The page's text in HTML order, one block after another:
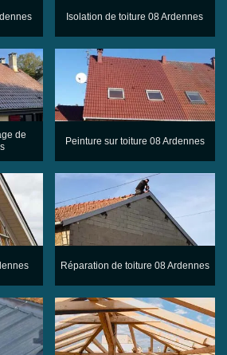
Isolation de toiture 08 Ardennes
de
Peinture sur toiture 08 Ardennes
Réparation de toiture 08 Ardennes